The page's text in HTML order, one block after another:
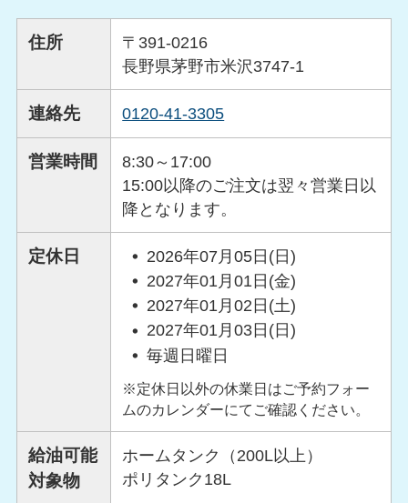
住所
〒391-0216
長野県茅野市米沢3747-1
連絡先 0120-41-3305
営業時間
8:30～17:00
15:00以降のご注文は翌々営業日以
降となります。
定休日
2026年07月05日(日)
2027年01月01日(金)
2027年01月02日(土)
2027年01月03日(日)
毎週日曜日
※定休日以外の休業日はご予約フォー
ムのカレンダーにてご確認ください。
給油可能
対象物
ホームタンク（200L以上）
ポリタンク18L